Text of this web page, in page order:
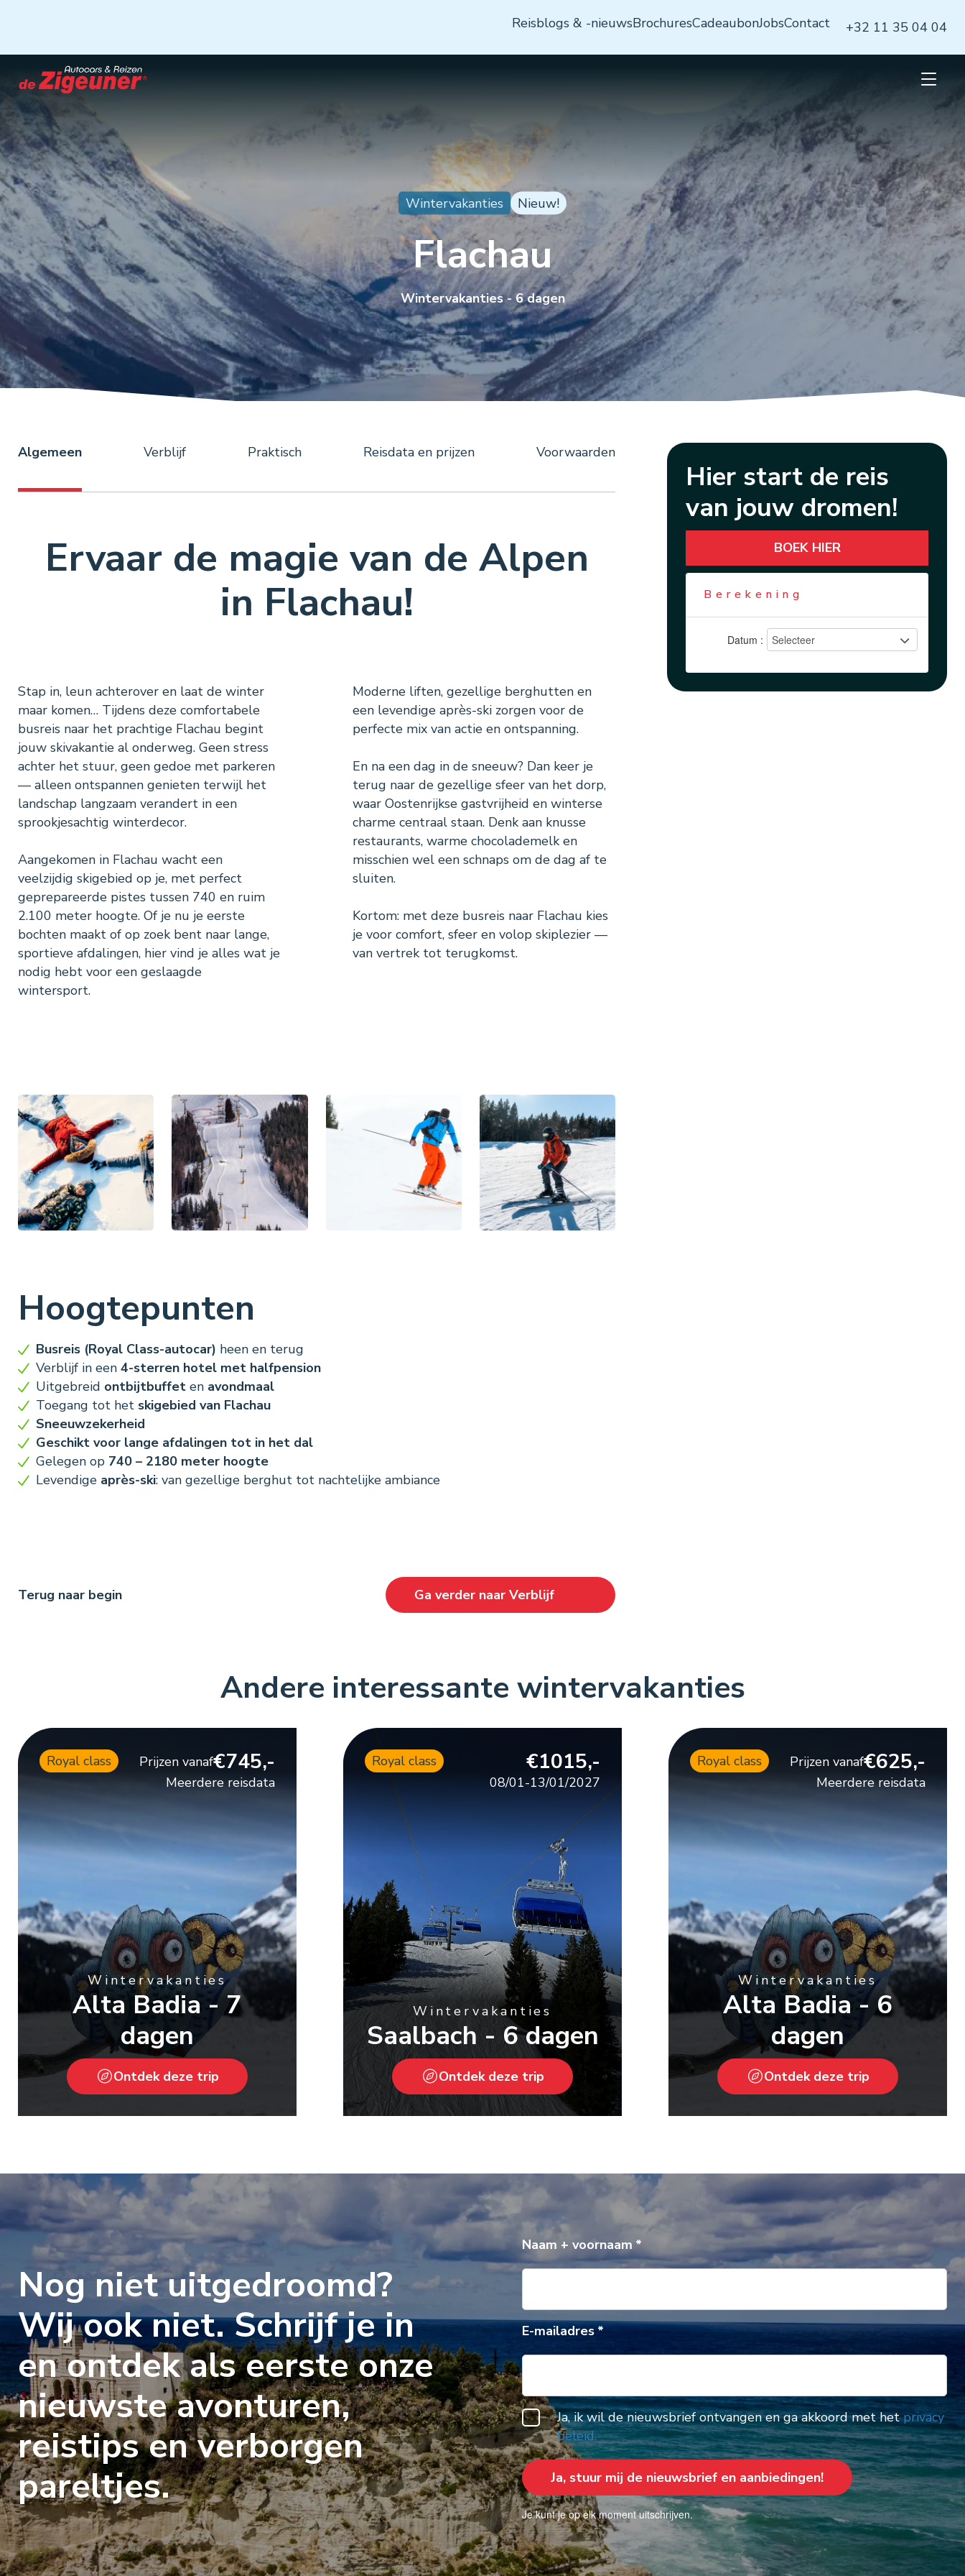
hoofdinhoud
Bovenmenu
Reisblogs & -nieuwsBrochuresCadeaubonJobsContact +32 11 35 04 04
Open
menu
Wintervakanties Nieuw!
Flachau
Wintervakanties - 6 dagen
Algemeen Verblijf Praktisch Reisdata en prijzen Voorwaarden
Ervaar de magie van de Alpen
in Flachau!
Stap in, leun achterover en laat de winter
maar komen… Tijdens deze comfortabele
busreis naar het prachtige Flachau begint
jouw skivakantie al onderweg. Geen stress
achter het stuur, geen gedoe met parkeren
— alleen ontspannen genieten terwijl het
landschap langzaam verandert in een
sprookjesachtig winterdecor.
Aangekomen in Flachau wacht een
veelzijdig skigebied op je, met perfect
geprepareerde pistes tussen 740 en ruim
2.100 meter hoogte. Of je nu je eerste
bochten maakt of op zoek bent naar lange,
sportieve afdalingen, hier vind je alles wat je
nodig hebt voor een geslaagde
wintersport.
Moderne liften, gezellige berghutten en
een levendige après-ski zorgen voor de
perfecte mix van actie en ontspanning.
En na een dag in de sneeuw? Dan keer je
terug naar de gezellige sfeer van het dorp,
waar Oostenrijkse gastvrijheid en winterse
charme centraal staan. Denk aan knusse
restaurants, warme chocolademelk en
misschien wel een schnaps om de dag af te
sluiten.
Kortom: met deze busreis naar Flachau kies
je voor comfort, sfeer en volop skiplezier —
van vertrek tot terugkomst.
Hoogtepunten
Busreis (Royal Class-autocar) heen en terug
Verblijf in een 4-sterren hotel met halfpension
Uitgebreid ontbijtbuffet en avondmaal
Toegang tot het skigebied van Flachau
Sneeuwzekerheid
Geschikt voor lange afdalingen tot in het dal
Gelegen op 740 – 2180 meter hoogte
Levendige après-ski: van gezellige berghut tot nachtelijke ambiance
Terug naar begin Ga verder naar Verblijf
Hier start de reis
van jouw dromen!
BOEK HIER
Berekening
Datum : Selecteer
Andere interessante wintervakanties
Royal class Prijzen vanaf€745,-
Meerdere reisdata
Wintervakanties
Alta Badia - 7
dagen
Ontdek deze trip
Royal class €1015,-
08/01-13/01/2027
Wintervakanties
Saalbach - 6 dagen
Ontdek deze trip
Royal class Prijzen vanaf€625,-
Meerdere reisdata
Wintervakanties
Alta Badia - 6
dagen
Ontdek deze trip
Nog niet uitgedroomd?
Wij ook niet. Schrijf je in
en ontdek als eerste onze
nieuwste avonturen,
reistips en verborgen
pareltjes.
Naam + voornaam
E-mailadres
Ja, ik wil de nieuwsbrief ontvangen en ga akkoord met hetprivacy
beleid.
Je kunt je op elk moment uitschrijven.